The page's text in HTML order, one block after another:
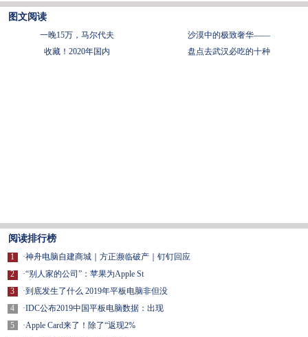
图文阅读
一晚15万，马尔代夫
沙漠中的极致奢华——
收藏！2020年国内
盘点去武汉必吃的十种
阅读排行榜
1
2
3
4
5
·神舟电脑自建商城｜方正濒临破产｜钉钉回应
·“别人家的公司”：苹果为Apple St
·到底发生了什么 2019年平板电脑非但没
·IDC公布2019中国平板电脑数据：出现
·Apple Card来了！除了“返现2%